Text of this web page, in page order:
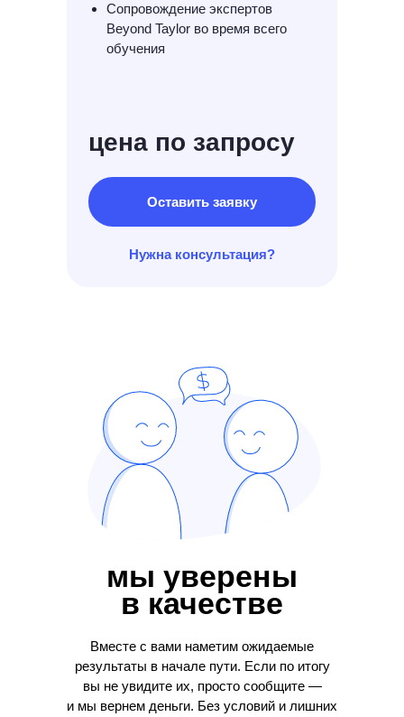
Оставить заявку
Сопровождение экспертов
Beyond Taylor во время всего
обучения
цена по запросу
Нужна консультация?
мы уверены
в качестве
Вместе с вами наметим ожидаемые
результаты в начале пути. Если по итогу
вы не увидите их, просто сообщите —
и мы вернем деньги. Без условий и лишних